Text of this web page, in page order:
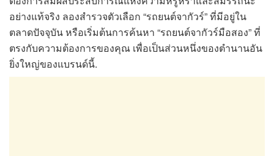
อย่างแท้จริง ลองสำรวจตัวเลือก “รถยนต์จากัวร์” ที่มีอยู่ใน
ตลาดปัจจุบัน หรือเริ่มต้นการค้นหา “รถยนต์จากัวร์มือสอง” ที่
ตรงกับความต้องการของคุณ เพื่อเป็นส่วนหนึ่งของตำนานอัน
ยิ่งใหญ่ของแบรนด์นี้.